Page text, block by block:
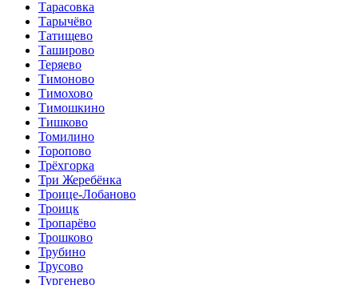
Тарасовка
Тарычёво
Татищево
Таширово
Теряево
Тимоново
Тимохово
Тимошкино
Тишково
Томилино
Торопово
Трёхгорка
Три Жеребёнка
Троице-Лобаново
Троицк
Тропарёво
Трошково
Трубино
Трусово
Тургенево